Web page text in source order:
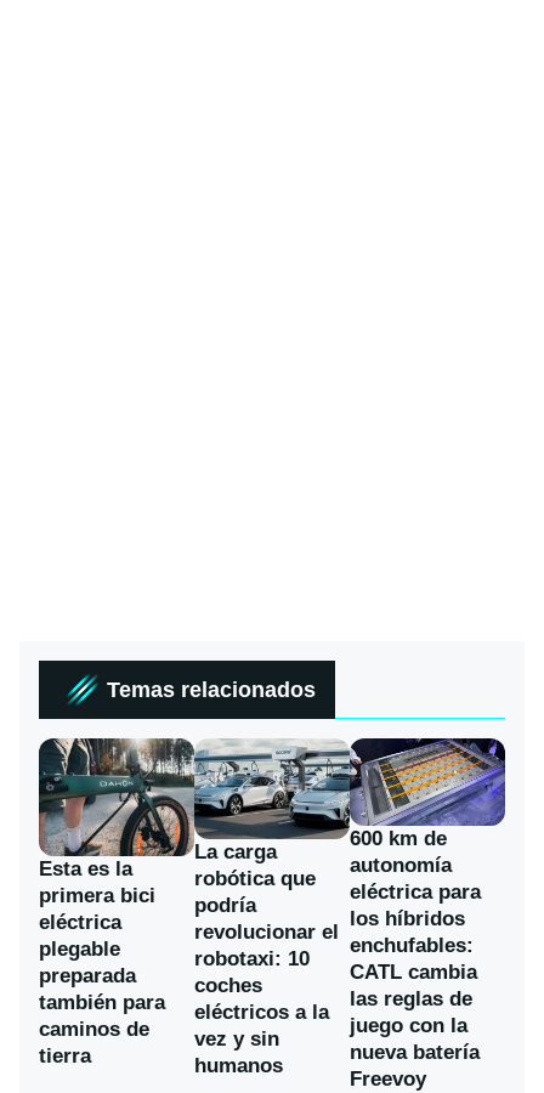
Temas relacionados
Esta es la
primera bici
eléctrica
plegable
preparada
también para
caminos de
tierra
La carga
robótica que
podría
revolucionar el
robotaxi: 10
coches
eléctricos a la
vez y sin
humanos
600 km de
autonomía
eléctrica para
los híbridos
enchufables:
CATL cambia
las reglas de
juego con la
nueva batería
Freevoy